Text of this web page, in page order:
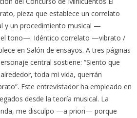
pieza que establece un correlato
y un procedimiento musical —
tono—. Idéntico correlato —vibrato /
en Salón de ensayos. A tres páginas
central sostiene: “Siento que
toda mi vida, querrán
Este entrevistador ha empleado en
desde la teoría musical. La
me disculpo —a priori— porque